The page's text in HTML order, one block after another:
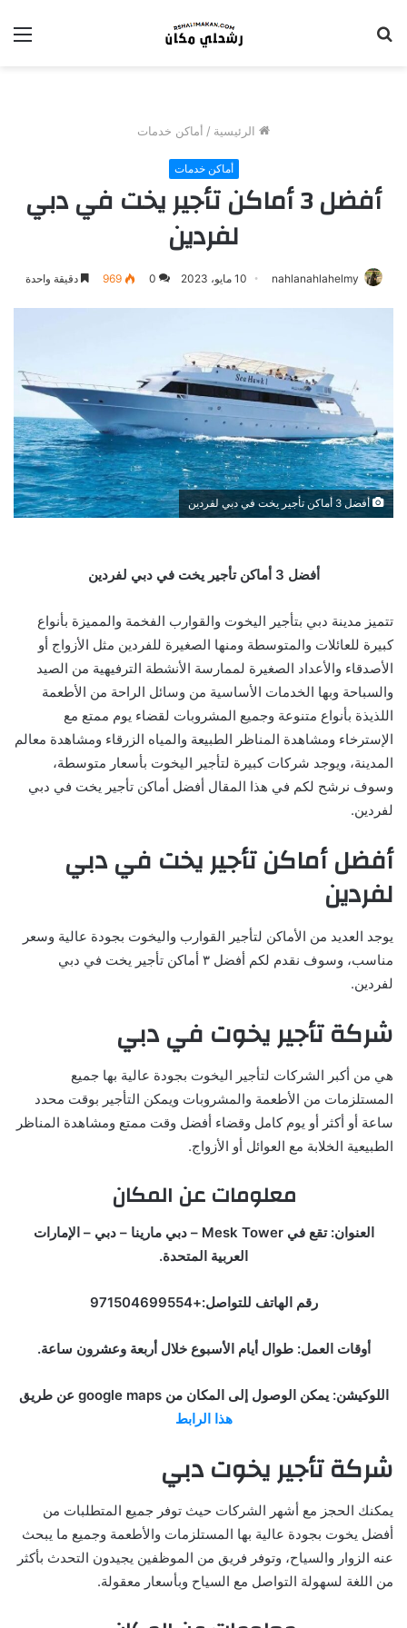
الرئيسية / أماكن خدمات
أماكن خدمات
أفضل 3 أماكن تأجير يخت في دبي
لفردين
nahlanahlahelmy 10 مايو، 2023 0
969 دقيقة واحدة
أفضل 3 أماكن تأجير يخت في دبي لفردين
أفضل 3 أماكن تأجير يخت في دبي لفردين
تتميز مدينة دبي بتأجير اليخوت والقوارب الفخمة والمميزة بأنواع
كبيرة للعائلات والمتوسطة ومنها الصغيرة للفردين مثل الأزواج أو
الأصدقاء والأعداد الصغيرة لممارسة الأنشطة الترفيهية من الصيد
والسباحة وبها الخدمات الأساسية من وسائل الراحة من الأطعمة
اللذيذة بأنواع متنوعة وجميع المشروبات لقضاء يوم ممتع مع
الإسترخاء ومشاهدة المناظر الطبيعة والمياه الزرقاء ومشاهدة معالم
المدينة، ويوجد شركات كبيرة لتأجير اليخوت بأسعار متوسطة،
وسوف نرشح لكم في هذا المقال أفضل أماكن تأجير يخت في دبي
لفردين.
أفضل أماكن تأجير يخت في دبي
لفردين
يوجد العديد من الأماكن لتأجير القوارب واليخوت بجودة عالية وسعر
مناسب، وسوف نقدم لكم أفضل ٣ أماكن تأجير يخت في دبي
لفردين.
شركة تأجير يخوت في دبي
هي من أكبر الشركات لتأجير اليخوت بجودة عالية بها جميع
المستلزمات من الأطعمة والمشروبات ويمكن التأجير بوقت محدد
ساعة أو أكثر أو يوم كامل وقضاء أفضل وقت ممتع ومشاهدة المناظر
الطبيعية الخلابة مع العوائل أو الأزواج.
معلومات عن المكان
العنوان: تقع في Mesk Tower – دبي مارينا – دبي – الإمارات
العربية المتحدة.
رقم الهاتف للتواصل:+971504699554
أوقات العمل: طوال أيام الأسبوع خلال أربعة وعشرون ساعة.
اللوكيشن: يمكن الوصول إلى المكان من google maps عن طريق
هذا الرابط
شركةتأجير يخوت دبي
يمكنك الحجز مع أشهر الشركات حيث توفر جميع المتطلبات من
أفضل يخوت بجودة عالية بها المستلزمات والأطعمة وجميع ما يبحث
عنه الزوار والسياح، وتوفر فريق من الموظفين يجيدون التحدث بأكثر
من اللغة لسهولة التواصل مع السياح وبأسعار معقولة.